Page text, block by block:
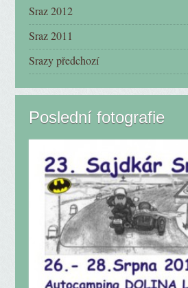
Sraz 2012
Sraz 2011
Srazy předchozí
Poslední fotografie